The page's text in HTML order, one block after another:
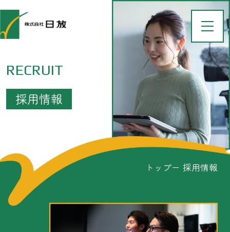
RECRUIT
採用情報
トップ 採用情報